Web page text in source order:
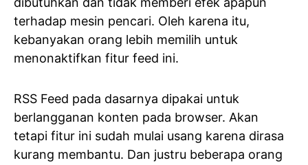
terhadap mesin pencari. Oleh karena itu,
kebanyakan orang lebih memilih untuk
menonaktifkan fitur feed ini.
RSS Feed pada dasarnya dipakai untuk
berlangganan konten pada browser. Akan
tetapi fitur ini sudah mulai usang karena dirasa
kurang membantu. Dan justru beberapa orang